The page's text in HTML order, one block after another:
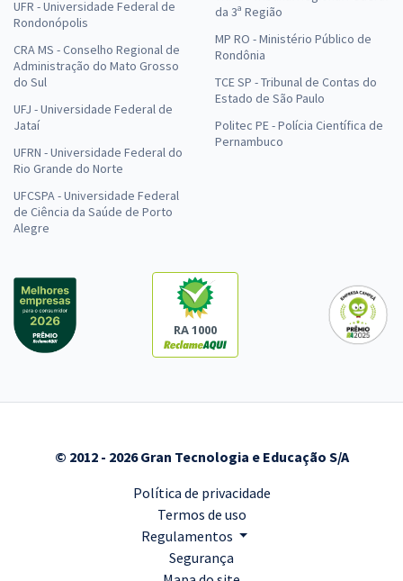
UFR - Universidade Federal de
Rondonópolis
CRA MS - Conselho Regional de
Administração do Mato Grosso
do Sul
UFJ - Universidade Federal de
Jataí
UFRN - Universidade Federal do
Rio Grande do Norte
UFCSPA - Universidade Federal
de Ciência da Saúde de Porto
Alegre
da 3ª Região
MP RO - Ministério Público de
Rondônia
TCE SP - Tribunal de Contas do
Estado de São Paulo
Politec PE - Polícia Científica de
Pernambuco
RA 1000
© 2012 - 2026 Gran Tecnologia e Educação S/A
Política de privacidade
Termos de uso
Regulamentos
Segurança